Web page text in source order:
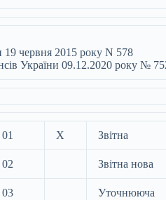
19 червня 2015 року N 578
України 09.12.2020 року №
01 X Звітна
02 Звітна нова
03 Уточнююча